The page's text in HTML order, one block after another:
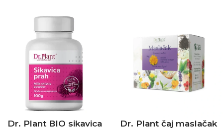
Dr. Plant BIO sikavica
Dr. Plant čaj maslačak